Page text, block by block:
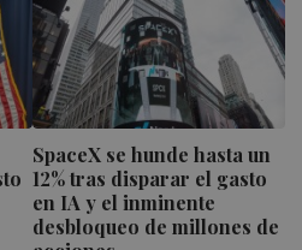
SpaceX se hunde hasta un
12% tras disparar el gasto
en IA y el inminente
desbloqueo de millones de